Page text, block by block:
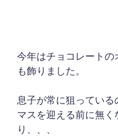
今年はチョコレートの
も飾りました。
息子が常に狙っている
マスを迎える前に無く
り、、、